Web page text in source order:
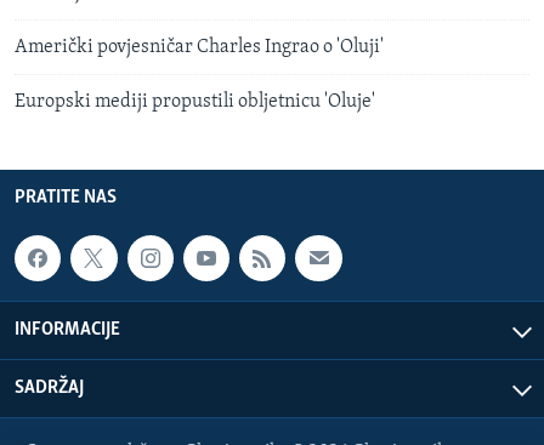
Američki povjesničar Charles Ingrao o 'Oluji'
Europski mediji propustili obljetnicu 'Oluje'
PRATITE NAS
INFORMACIJE
SADRŽAJ